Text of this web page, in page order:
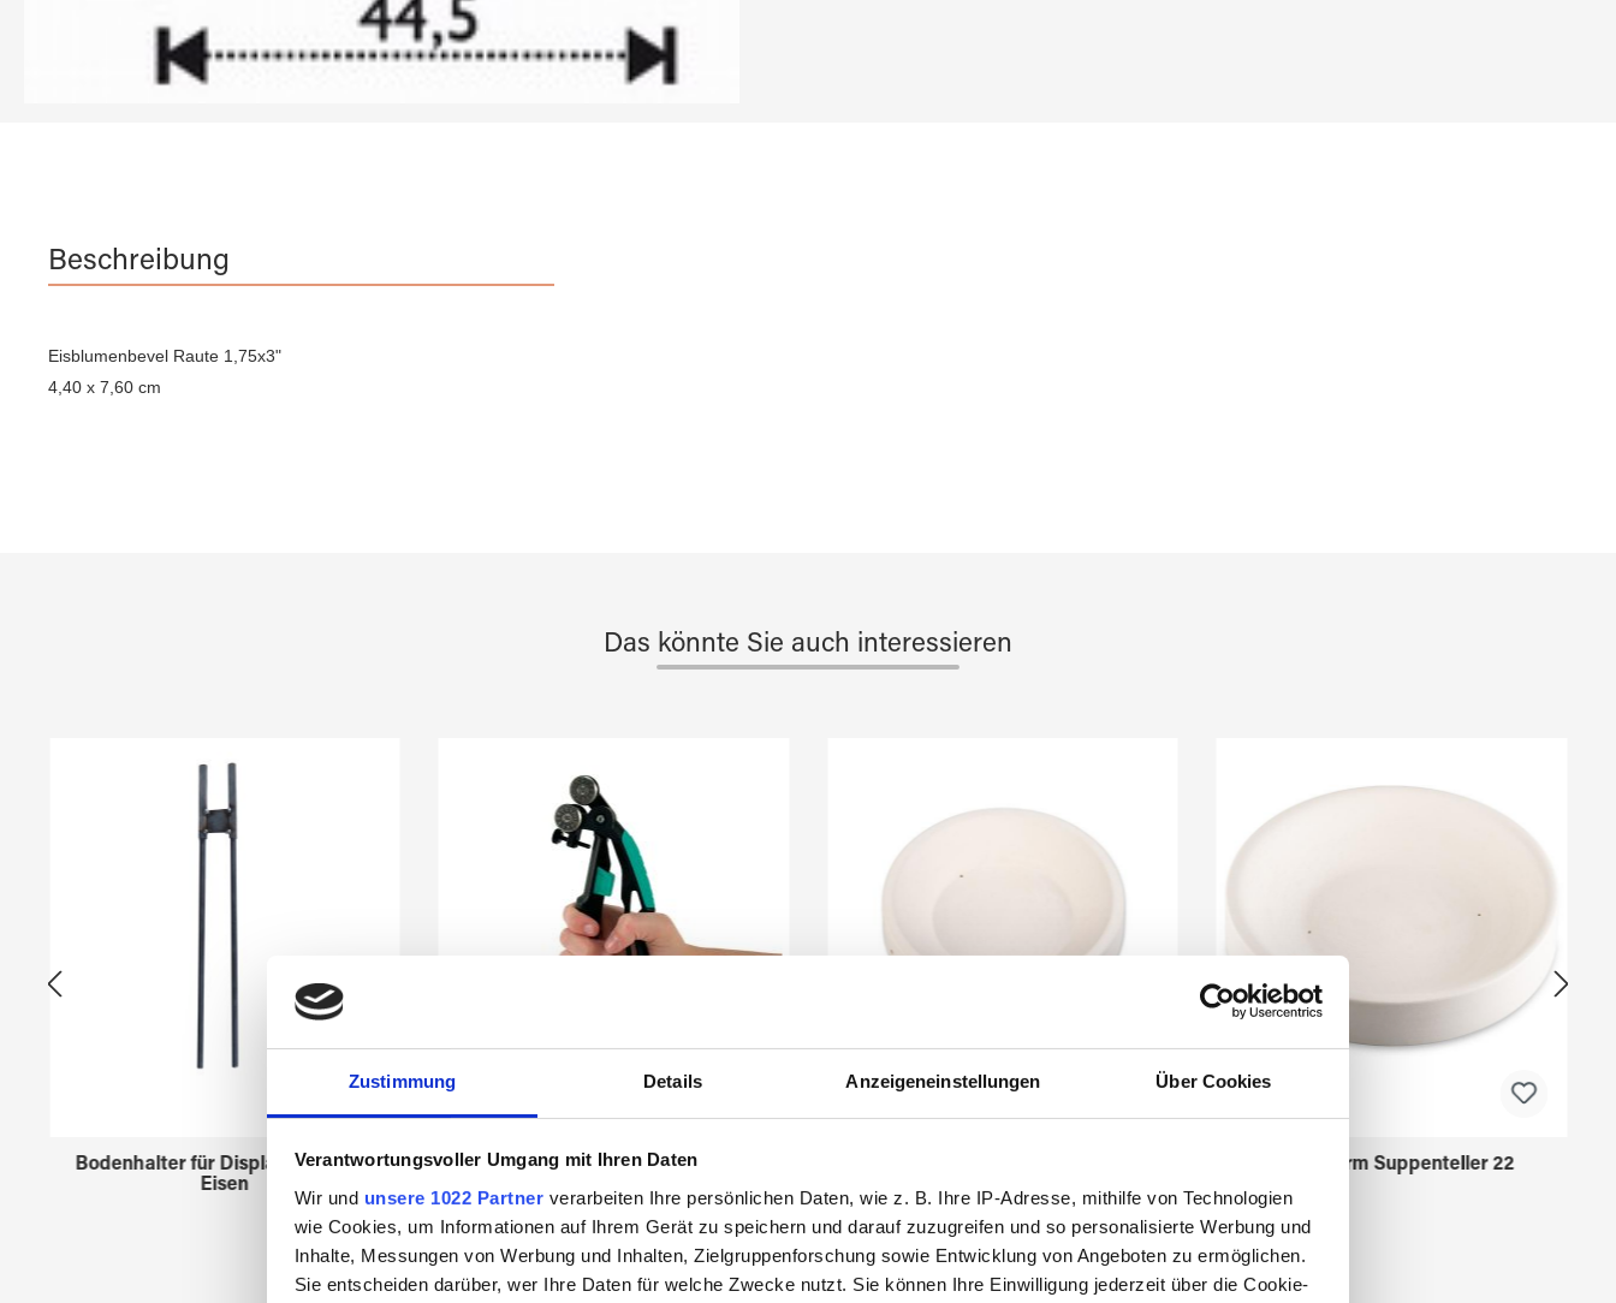
Zustimmung Details Anzeigeneinstellungen Über Cookies
Verantwortungsvoller Umgang mit Ihren Daten
Wir und unsere 1022 Partner verarbeiten Ihre persönlichen Daten, wie z. B. Ihre IP-Adresse, mithilfe von Technologien
wie Cookies, um Informationen auf Ihrem Gerät zu speichern und darauf zuzugreifen und so personalisierte Werbung und
Inhalte, Messungen von Werbung und Inhalten, Zielgruppenforschung sowie Entwicklung von Angeboten zu ermöglichen.
Sie entscheiden darüber, wer Ihre Daten für welche Zwecke nutzt. Sie können Ihre Einwilligung jederzeit über die Cookie-
Beschreibung
Eisblumenbevel Raute 1,75x3"
4,40 x 7,60 cm
Das könnte Sie auch interessieren
Bodenhalter für Displays 45958xx
Eisen
Creator's Breda Glass Nippers
Fusingform Suppenteller 22